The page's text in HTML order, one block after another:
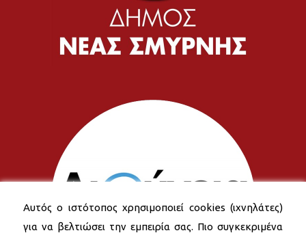
Αυτός ο ιστότοπος χρησιμοποιεί cookies (ιχνηλάτες)
για να βελτιώσει την εμπειρία σας. Πιο συγκεκριμένα